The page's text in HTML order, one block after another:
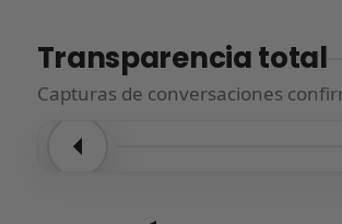
Transparencia total
Capturas de conversaciones